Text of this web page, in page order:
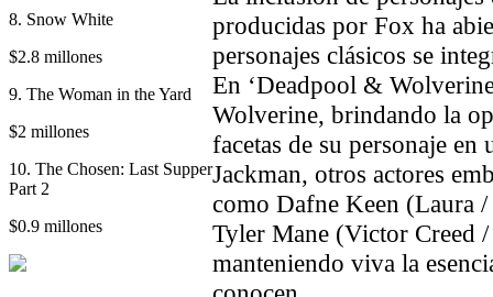
8. Snow White
$2.8 millones
9. The Woman in the Yard
$2 millones
10. The Chosen: Last Supper
Part 2
$0.9 millones
producidas por Fox ha
personajes clásicos se
En ‘Deadpool &
Wolverine, brindando la
facetas de su personaje
Jackman, otros actores
como Dafne Keen (Laura
Tyler Mane (Victor Creed
manteniendo viva la